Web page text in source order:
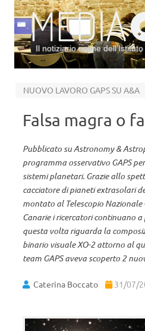
Il notiziario online
NUOVO LAVORO GAPS SU A&A
Falsa magra o
Pubblicato su Astronomy &
programma osservativo GAPS
sistemi planetari. Grazie allo
cacciatore di pianeti extrasolari
montato al Telescopio Nazionale
Canarie i ricercatori continuano
questa volta riguarda la
binario visuale XO-2 attorno al
team GAPS aveva scoperto 2
Caterina Boccato 31/07/